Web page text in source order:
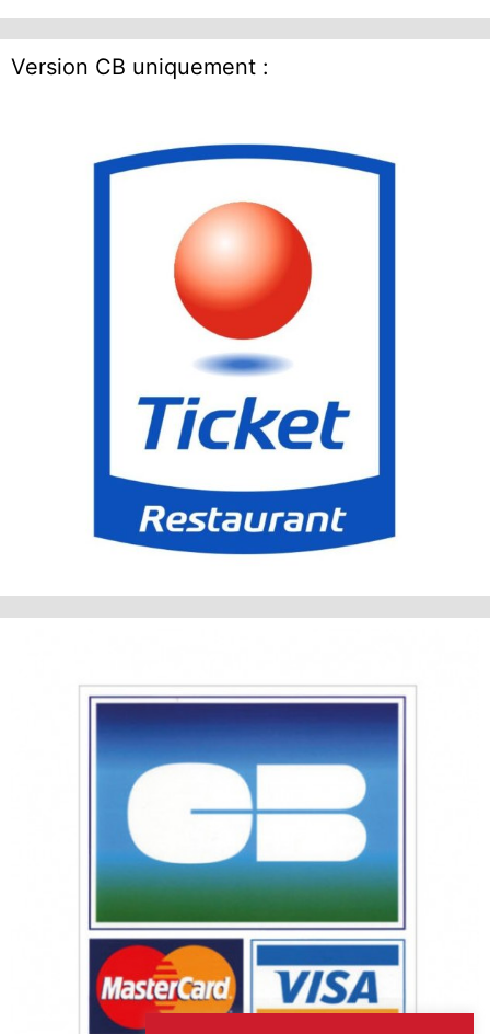
Version CB uniquement :